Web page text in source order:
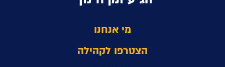
מי אנחנו
הצטרפו לקהילה